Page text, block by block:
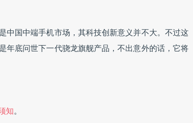
中国中端手机市场，其科技创新意义并不大。不过这
年底问世下一代骁龙旗舰产品，不出意外的话，它将
知。